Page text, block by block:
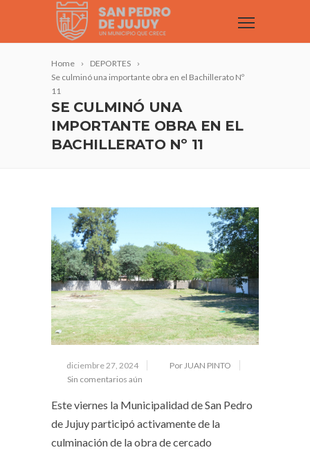
Home
DEPORTES
Se culminó una importante obra en el Bachillerato Nº
11
SE CULMINÓ UNA
IMPORTANTE OBRA EN EL
BACHILLERATO Nº 11
diciembre 27, 2024
Por JUAN PINTO
Sin comentarios aún
Este viernes la Municipalidad de San Pedro
de Jujuy participó activamente de la
culminación de la obra de cercado